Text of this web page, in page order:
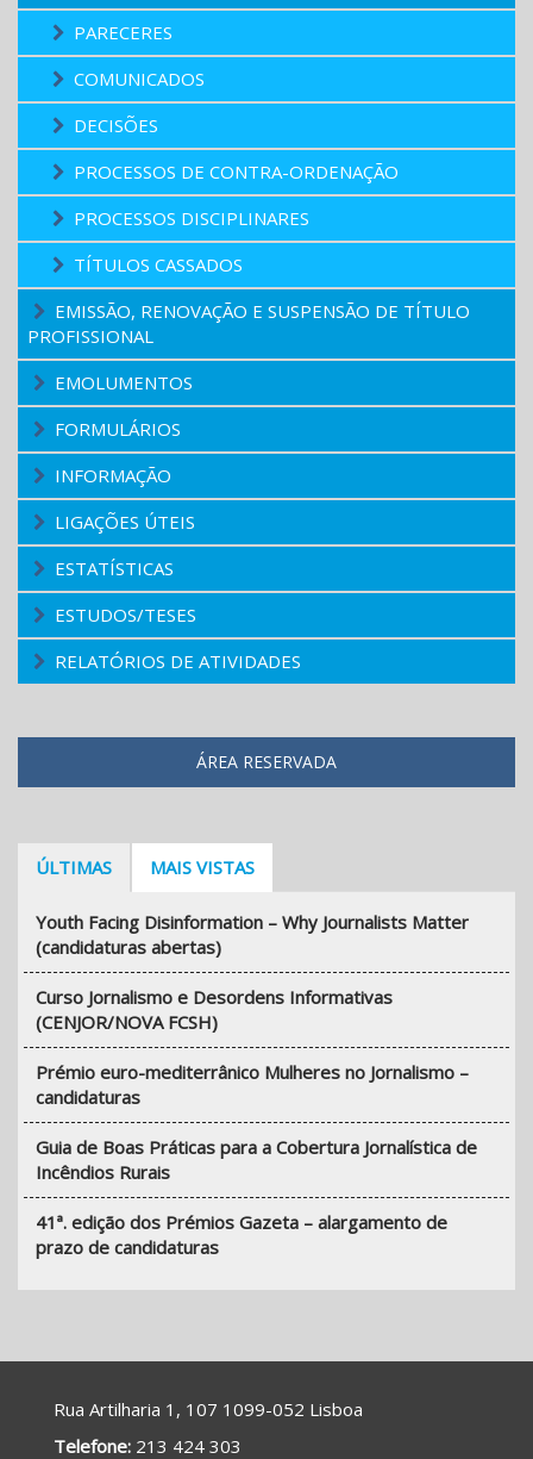
PARECERES
COMUNICADOS
DECISÕES
PROCESSOS DE CONTRA-ORDENAÇÃO
PROCESSOS DISCIPLINARES
TÍTULOS CASSADOS
EMISSÃO, RENOVAÇÃO E SUSPENSÃO DE TÍTULO
PROFISSIONAL
EMOLUMENTOS
FORMULÁRIOS
INFORMAÇÃO
LIGAÇÕES ÚTEIS
ESTATÍSTICAS
ESTUDOS/TESES
RELATÓRIOS DE ATIVIDADES
ÁREA RESERVADA
ÚLTIMAS MAIS VISTAS
Youth Facing Disinformation – Why Journalists Matter
(candidaturas abertas)
Curso Jornalismo e Desordens Informativas
(CENJOR/NOVA FCSH)
Prémio euro-mediterrânico Mulheres no Jornalismo –
candidaturas
Guia de Boas Práticas para a Cobertura Jornalística de
Incêndios Rurais
41ª. edição dos Prémios Gazeta – alargamento de
prazo de candidaturas
Rua Artilharia 1, 107 1099-052 Lisboa
Telefone: 213 424 303